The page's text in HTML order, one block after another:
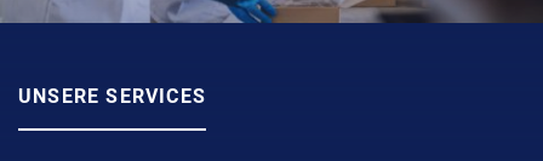
UNSERE SERVICES